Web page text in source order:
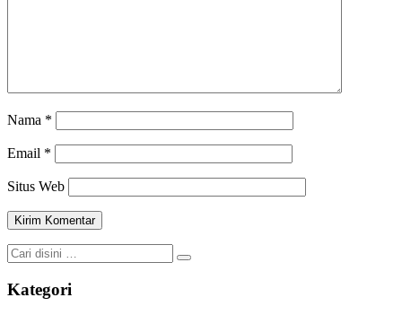
Nama *
Email *
Situs Web
Kategori